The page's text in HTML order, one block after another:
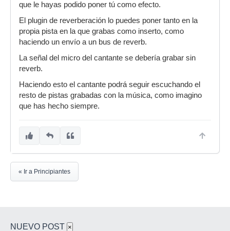
que le hayas podido poner tú como efecto.
El plugin de reverberación lo puedes poner tanto en la
propia pista en la que grabas como inserto, como
haciendo un envío a un bus de reverb.
La señal del micro del cantante se debería grabar sin
reverb.
Haciendo esto el cantante podrá seguir escuchando el
resto de pistas grabadas con la música, como imagino
que has hecho siempre.
« Ir a Principiantes
NUEVO POST ×